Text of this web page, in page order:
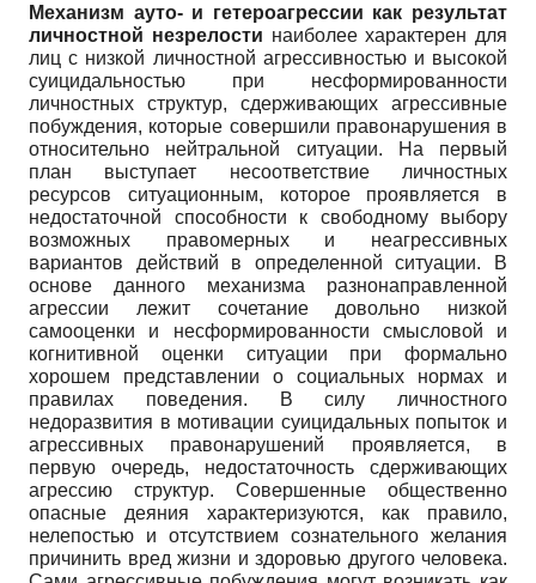
Механизм ауто- и гетероагрессии как результат
личностной незрелости наиболее характерен для
лиц с низкой личностной агрессивностью и высокой
суицидальностью при несформированности
личностных структур, сдерживающих агрессивные
побуждения, которые совершили правонарушения в
относительно нейтральной ситуации. На первый
план выступает несоответствие личностных
ресурсов ситуационным, которое проявляется в
недостаточной способности к свободному выбору
возможных правомерных и неагрессивных
вариантов действий в определенной ситуации. В
основе данного механизма разнонаправленной
агрессии лежит сочетание довольно низкой
самооценки и несформированности смысловой и
когнитивной оценки ситуации при формально
хорошем представлении о социальных нормах и
правилах поведения. В силу личностного
недоразвития в мотивации суицидальных попыток и
агрессивных правонарушений проявляется, в
первую очередь, недостаточность сдерживающих
агрессию структур. Совершенные общественно
опасные деяния характеризуются, как правило,
нелепостью и отсутствием сознательного желания
причинить вред жизни и здоровью другого человека.